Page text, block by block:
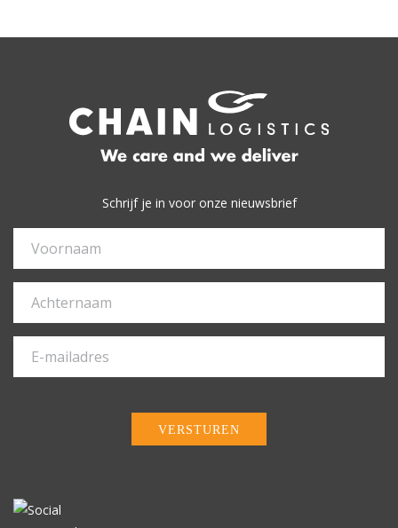
Schrijf je in voor onze nieuwsbrief
VERSTUREN